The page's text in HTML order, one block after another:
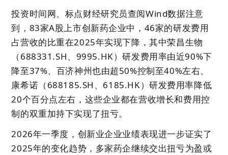
投资时间网、标点财经研究员查阅Wind数据注意
到，83家A股上市创新药企业中，46家的研发费用
占营收的比重在2025年实现下降，其中荣昌生物
（688331.SH、9995.HK）研发费用率由近90%下
降至37%、百济神州也由超50%控制至40%左右、
康希诺（688185.SH、6185.HK）研发费用率降低
20个百分点左右，这些企业都在营收增长和费用控
制的双重加持下实现了扭亏。
2026年一季度，创新业企业业绩表现进一步证实了
2025年的变化趋势，多家药企继续交出扭亏为盈或